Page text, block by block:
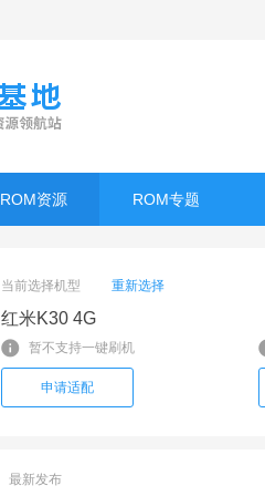
ROM资源 ROM专题
当前选择机型 重新选择
红米K30 4G
暂不支持一键刷机
申请适配
最新发布